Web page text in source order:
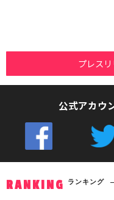
プレス
公式アカウ
RANKING ランキング